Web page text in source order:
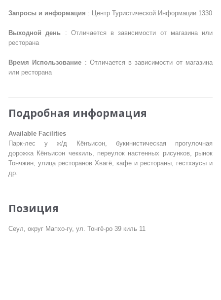
Запросы и информация : Центр Туристической Информации 1330
Выходной день : Отличается в зависимости от магазина или
ресторана
Время Использование : Отличается в зависимости от магазина
или ресторана
Подробная информация
Available Facilities
Парк-лес у ж/д Кёнъисон, букинистическая прогулочная
дорожка Кёнъисон чеккиль, переулок настенных рисунков, рынок
Тончжин, улица ресторанов Хвагё, кафе и рестораны, гестхаусы и
др.
Позиция
Сеул, округ Мапхо-гу, ул. Тонгё-ро 39 киль 11